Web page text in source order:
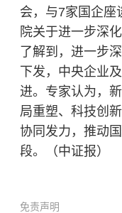
会，与7家国企座
院关于进一步深
了解到，进一步
下发，中央企业
进。专家认为，
局重塑、科技创
协同发力，推动
段。（中证报）
免责声明